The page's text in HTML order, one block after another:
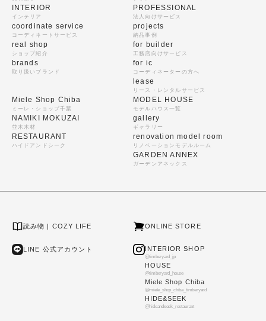
INTERIOR
インテリア
coordinate service
コーディネートサービス
real shop
ショップ紹介
brands
取り扱いブランド
PROFESSIONAL
法人向けサービス
projects
納品事例
for builder
工務店向けサービス
for ic
コーディネーターの方へ
lease
リース・レンタルサービス
Miele Shop Chiba
ミーレ・ショップ千葉
NAMIKI MOKUZAI
並木木材
RESTAURANT
ハイドアンドシーク
MODEL HOUSE
モデルハウス一覧
gallery
ギャラリー
renovation model room
リノベーションモデルルーム
GARDEN ANNEX
ガーデンアネックス
読み物 | COZY LIFE ONLINE STORE
LINE 公式アカウント INTERIOR SHOP
@timberyard_jp
HOUSE
@timberyard_house
Miele Shop Chiba
@miele_shop_chiba_timberyard
HIDE&SEEK
@hideandseek_restaurant